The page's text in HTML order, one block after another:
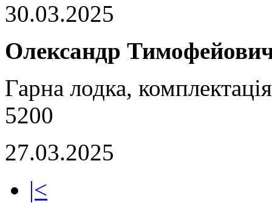
30.03.2025
Олександр
Гарна лодка,
5200
27.03.2025
|<